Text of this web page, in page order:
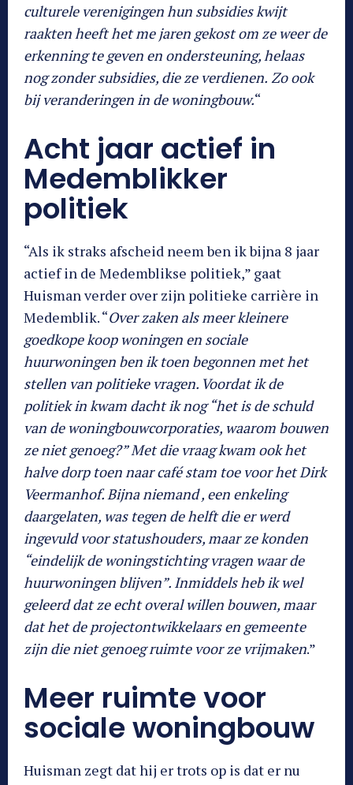
culturele verenigingen hun subsidies kwijt
raakten heeft het me jaren gekost om ze weer de
erkenning te geven en ondersteuning, helaas
nog zonder subsidies, die ze verdienen. Zo ook
bij veranderingen in de woningbouw.“
Acht jaar actief in
Medemblikker
politiek
“Als ik straks afscheid neem ben ik bijna 8 jaar
actief in de Medemblikse politiek,” gaat
Huisman verder over zijn politieke carrière in
Medemblik. “Over zaken als meer kleinere
goedkope koop woningen en sociale
huurwoningen ben ik toen begonnen met het
stellen van politieke vragen. Voordat ik de
politiek in kwam dacht ik nog “het is de schuld
van de woningbouwcorporaties, waarom bouwen
ze niet genoeg?” Met die vraag kwam ook het
halve dorp toen naar café stam toe voor het Dirk
Veermanhof. Bijna niemand , een enkeling
daargelaten, was tegen de helft die er werd
ingevuld voor statushouders, maar ze konden
“eindelijk de woningstichting vragen waar de
huurwoningen blijven”. Inmiddels heb ik wel
geleerd dat ze echt overal willen bouwen, maar
dat het de projectontwikkelaars en gemeente
zijn die niet genoeg ruimte voor ze vrijmaken.”
Meer ruimte voor
sociale woningbouw
Huisman zegt dat hij er trots op is dat er nu